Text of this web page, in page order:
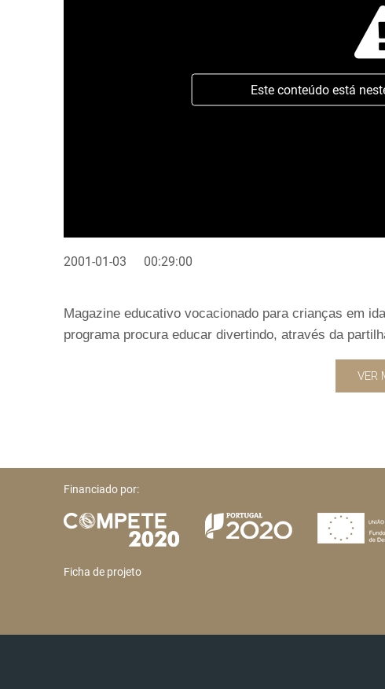
Este conteúdo está
2001-01-03 00:29:00
Magazine educativo vocacionado para crianças em
programa procura educar divertindo, através da
VER
Financiado por:
Ficha de projeto